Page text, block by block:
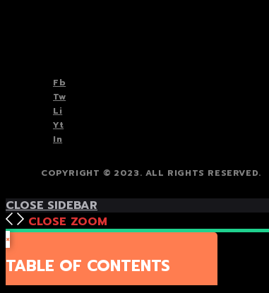
Fb
Tw
Li
Yt
In
COPYRIGHT © 2023. ALL RIGHTS RESERVED.
CLOSE SIDEBAR
CLOSE ZOOM
×
TABLE OF CONTENTS